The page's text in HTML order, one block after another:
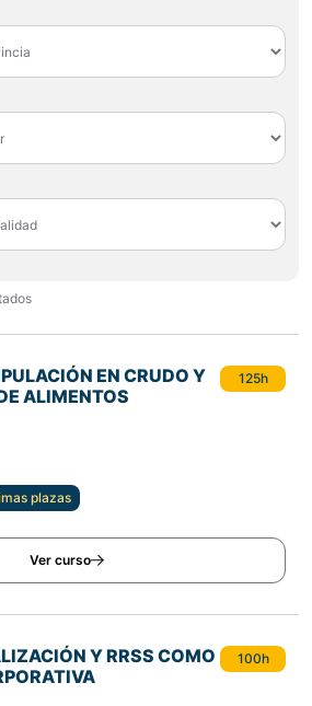
EN CRUDO Y
ALIMENTOS
125h
plazas
Ver curso
Y RRSS COMO
100h